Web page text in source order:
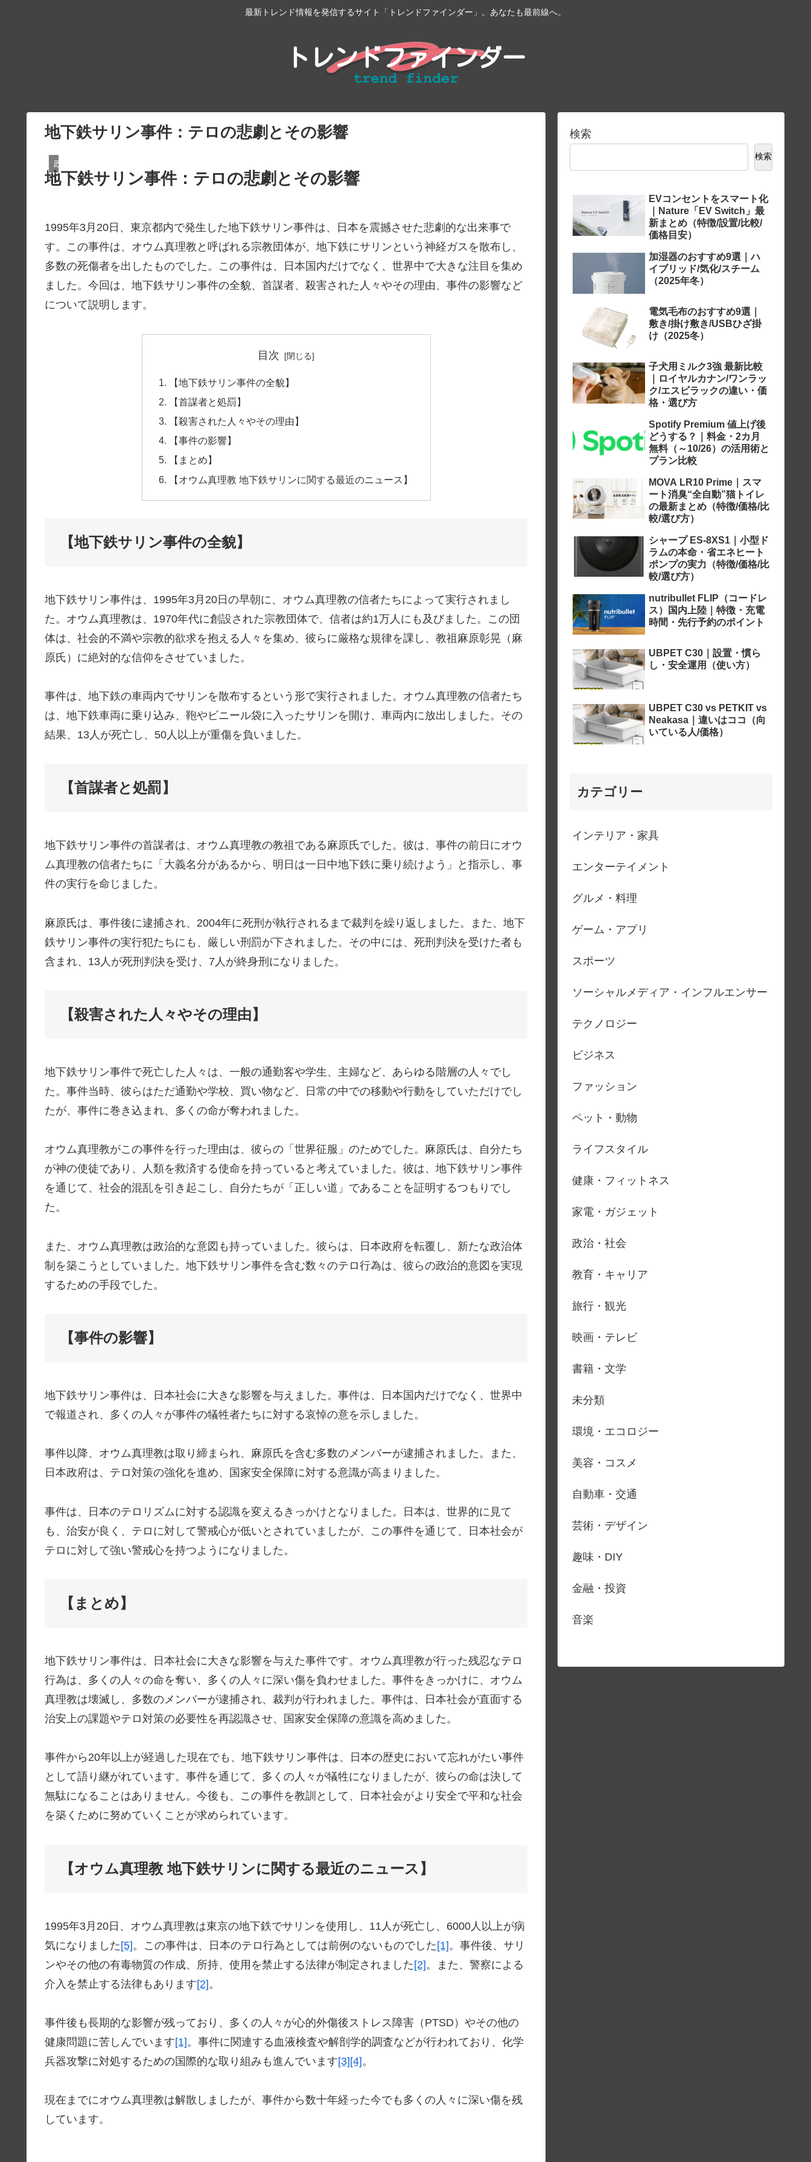
最新トレンド情報を発信するサイト「トレンドファインダー」。あなたも最前線へ。
地下鉄サリン事件：テロの悲劇とその影響
政治・社会
地下鉄サリン事件：テロの悲劇とその影響
1995年3月20日、東京都内で発生した地下鉄サリン事件は、日本を震撼させた悲劇的な出来事で
す。この事件は、オウム真理教と呼ばれる宗教団体が、地下鉄にサリンという神経ガスを散布し、
多数の死傷者を出したものでした。この事件は、日本国内だけでなく、世界中で大きな注目を集め
ました。今回は、地下鉄サリン事件の全貌、首謀者、殺害された人々やその理由、事件の影響など
について説明します。
目次
【地下鉄サリン事件の全貌】
【首謀者と処罰】
【殺害された人々やその理由】
【事件の影響】
【まとめ】
【オウム真理教 地下鉄サリンに関する最近のニュース】
【地下鉄サリン事件の全貌】
地下鉄サリン事件は、1995年3月20日の早朝に、オウム真理教の信者たちによって実行されまし
た。オウム真理教は、1970年代に創設された宗教団体で、信者は約1万人にも及びました。この団
体は、社会的不満や宗教的欲求を抱える人々を集め、彼らに厳格な規律を課し、教祖麻原彰晃（麻
原氏）に絶対的な信仰をさせていました。
事件は、地下鉄の車両内でサリンを散布するという形で実行されました。オウム真理教の信者たち
は、地下鉄車両に乗り込み、鞄やビニール袋に入ったサリンを開け、車両内に放出しました。その
結果、13人が死亡し、50人以上が重傷を負いました。
【首謀者と処罰】
地下鉄サリン事件の首謀者は、オウム真理教の教祖である麻原氏でした。彼は、事件の前日にオウ
ム真理教の信者たちに「大義名分があるから、明日は一日中地下鉄に乗り続けよう」と指示し、事
件の実行を命じました。
麻原氏は、事件後に逮捕され、2004年に死刑が執行されるまで裁判を繰り返しました。また、地下
鉄サリン事件の実行犯たちにも、厳しい刑罰が下されました。その中には、死刑判決を受けた者も
含まれ、13人が死刑判決を受け、7人が終身刑になりました。
【殺害された人々やその理由】
地下鉄サリン事件で死亡した人々は、一般の通勤客や学生、主婦など、あらゆる階層の人々でし
た。事件当時、彼らはただ通勤や学校、買い物など、日常の中での移動や行動をしていただけでし
たが、事件に巻き込まれ、多くの命が奪われました。
オウム真理教がこの事件を行った理由は、彼らの「世界征服」のためでした。麻原氏は、自分たち
が神の使徒であり、人類を救済する使命を持っていると考えていました。彼は、地下鉄サリン事件
を通じて、社会的混乱を引き起こし、自分たちが「正しい道」であることを証明するつもりでし
た。
また、オウム真理教は政治的な意図も持っていました。彼らは、日本政府を転覆し、新たな政治体
制を築こうとしていました。地下鉄サリン事件を含む数々のテロ行為は、彼らの政治的意図を実現
するための手段でした。
【事件の影響】
地下鉄サリン事件は、日本社会に大きな影響を与えました。事件は、日本国内だけでなく、世界中
で報道され、多くの人々が事件の犠牲者たちに対する哀悼の意を示しました。
事件以降、オウム真理教は取り締まられ、麻原氏を含む多数のメンバーが逮捕されました。また、
日本政府は、テロ対策の強化を進め、国家安全保障に対する意識が高まりました。
事件は、日本のテロリズムに対する認識を変えるきっかけとなりました。日本は、世界的に見て
も、治安が良く、テロに対して警戒心が低いとされていましたが、この事件を通じて、日本社会が
テロに対して強い警戒心を持つようになりました。
【まとめ】
地下鉄サリン事件は、日本社会に大きな影響を与えた事件です。オウム真理教が行った残忍なテロ
行為は、多くの人々の命を奪い、多くの人々に深い傷を負わせました。事件をきっかけに、オウム
真理教は壊滅し、多数のメンバーが逮捕され、裁判が行われました。事件は、日本社会が直面する
治安上の課題やテロ対策の必要性を再認識させ、国家安全保障の意識を高めました。
事件から20年以上が経過した現在でも、地下鉄サリン事件は、日本の歴史において忘れがたい事件
として語り継がれています。事件を通じて、多くの人々が犠牲になりましたが、彼らの命は決して
無駄になることはありません。今後も、この事件を教訓として、日本社会がより安全で平和な社会
を築くために努めていくことが求められています。
【オウム真理教 地下鉄サリンに関する最近のニュース】
1995年3月20日、オウム真理教は東京の地下鉄でサリンを使用し、11人が死亡し、6000人以上が病
気になりました[5]。この事件は、日本のテロ行為としては前例のないものでした[1]。事件後、サリ
ンやその他の有毒物質の作成、所持、使用を禁止する法律が制定されました[2]。また、警察による
介入を禁止する法律もあります[2]。
事件後も長期的な影響が残っており、多くの人々が心的外傷後ストレス障害（PTSD）やその他の
健康問題に苦しんでいます[1]。事件に関連する血液検査や解剖学的調査などが行われており、化学
兵器攻撃に対処するための国際的な取り組みも進んでいます[3] [4]。
現在までにオウム真理教は解散しましたが、事件から数十年経った今でも多くの人々に深い傷を残
しています。
検索
検索
EVコンセントをスマート化
｜Nature「EV Switch」最
新まとめ（特徴/設置/比較/
価格目安）
加湿器のおすすめ9選｜ハ
イブリッド/気化/スチーム
（2025年冬）
電気毛布のおすすめ9選｜
敷き/掛け敷き/USBひざ掛
け（2025冬）
子犬用ミルク3強 最新比較
｜ロイヤルカナン/ワンラッ
ク/エスビラックの違い・価
格・選び方
Spotify Premium 値上げ後
どうする？｜料金・2カ月
無料（～10/26）の活用術と
プラン比較
MOVA LR10 Prime｜スマ
ート消臭“全自動”猫トイレ
の最新まとめ（特徴/価格/比
較/選び方）
シャープ ES-8XS1｜小型ド
ラムの本命・省エネヒート
ポンプの実力（特徴/価格/比
較/選び方）
nutribullet FLIP（コードレ
ス）国内上陸｜特徴・充電
時間・先行予約のポイント
UBPET C30｜設置・慣ら
し・安全運用（使い方）
UBPET C30 vs PETKIT vs
Neakasa｜違いはココ（向
いている人/価格）
カテゴリー
インテリア・家具
エンターテイメント
グルメ・料理
ゲーム・アプリ
スポーツ
ソーシャルメディア・インフルエンサー
テクノロジー
ビジネス
ファッション
ペット・動物
ライフスタイル
健康・フィットネス
家電・ガジェット
政治・社会
教育・キャリア
旅行・観光
映画・テレビ
書籍・文学
未分類
環境・エコロジー
美容・コスメ
自動車・交通
芸術・デザイン
趣味・DIY
金融・投資
音楽